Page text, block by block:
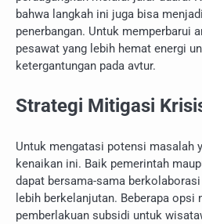
bahwa langkah ini juga bisa
penerbangan. Untuk memperbarui
pesawat yang lebih hemat energi
ketergantungan pada avtur.
Strategi Mitigasi
Untuk mengatasi potensi masalah
kenaikan ini. Baik pemerintah
dapat bersama-sama
lebih berkelanjutan. Beberapa opsi
pemberlakuan subsidi untuk